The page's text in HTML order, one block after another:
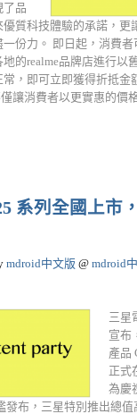
了品
優質科技體驗的承諾，更
份力。 即日起，消費
的realme品牌店進行以
常，即可立即獲得折抵金
讓消費者以更實惠的價
系列全國上市
mdroid中文版 @ mdroid
三星
宣布
產品
正式
為慶
發布，三星特別推出總值